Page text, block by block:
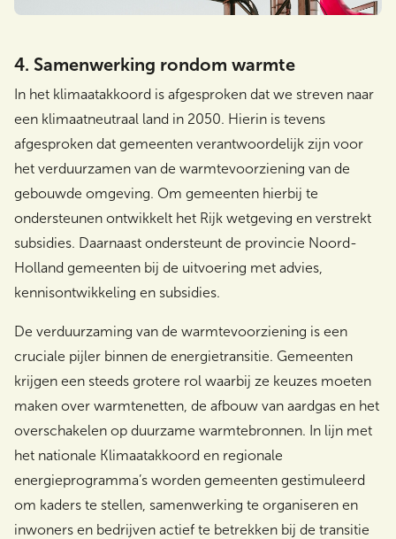
4. Samenwerking rondom warmte
In het klimaatakkoord is afgesproken dat we streven naar
een klimaatneutraal land in 2050. Hierin is tevens
afgesproken dat gemeenten verantwoordelijk zijn voor
het verduurzamen van de warmtevoorziening van de
gebouwde omgeving. Om gemeenten hierbij te
ondersteunen ontwikkelt het Rijk wetgeving en verstrekt
subsidies. Daarnaast ondersteunt de provincie Noord-
Holland gemeenten bij de uitvoering met advies,
kennisontwikkeling en subsidies.
De verduurzaming van de warmtevoorziening is een
cruciale pijler binnen de energietransitie. Gemeenten
krijgen een steeds grotere rol waarbij ze keuzes moeten
maken over warmtenetten, de afbouw van aardgas en het
overschakelen op duurzame warmtebronnen. In lijn met
het nationale Klimaatakkoord en regionale
energieprogramma’s worden gemeenten gestimuleerd
om kaders te stellen, samenwerking te organiseren en
inwoners en bedrijven actief te betrekken bij de transitie